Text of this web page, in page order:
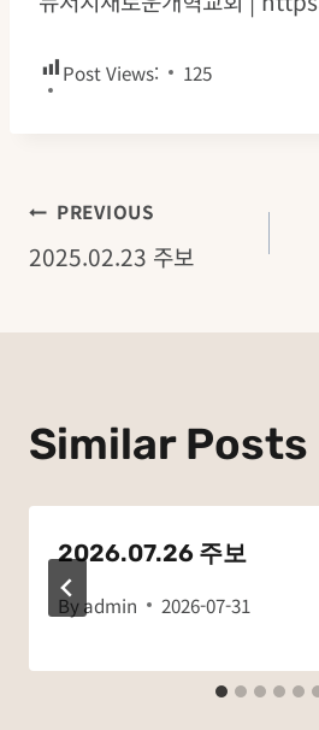
Post Views: 125
글PREVIOUS
2025.02.23 주보
Similar Posts
2026.07.26 주보
Byadmin 2026-07-31